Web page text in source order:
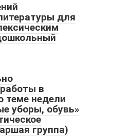
для
в
теме недели
уборы, обувь»
группа)